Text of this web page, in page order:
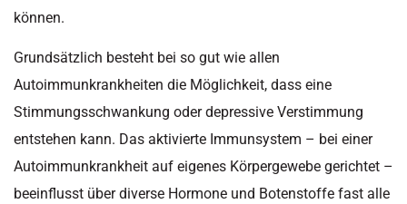
können.
Grundsätzlich besteht bei so gut wie allen
Autoimmunkrankheiten die Möglichkeit, dass eine
Stimmungsschwankung oder depressive Verstimmung
entstehen kann. Das aktivierte Immunsystem – bei einer
Autoimmunkrankheit auf eigenes Körpergewebe gerichtet –
beeinflusst über diverse Hormone und Botenstoffe fast alle